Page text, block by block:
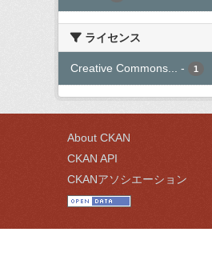
ライセンス
Creative Commons... - 1
About CKAN
CKAN API
CKANアソシエーション